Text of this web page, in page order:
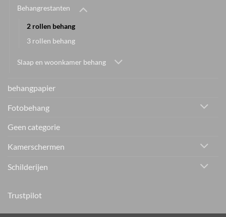
Behangrestanten
2 rollen behang
3 rollen behang
Slaap en woonkamer behang
behangpapier
Fotobehang
Geen categorie
Kamerschermen
Schilderijen
Trustpilot